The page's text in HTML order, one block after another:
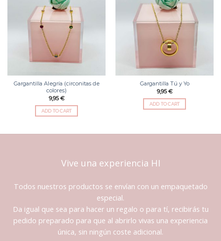
Gargantilla Alegría (circonitas de
colores)
9,95€
ADD TO CART
deseos
Gargantilla Tú y Yo
9,95€
ADD TO CART
Vive una experiencia HI
Todos nuestros productos se envían con un empaquetado
especial.
Da igual que sea para hacer un regalo o para tí, recibirás tu
pedido preparado para que al abrirlo vivas una experiencia
única, sin ningún coste adicional.